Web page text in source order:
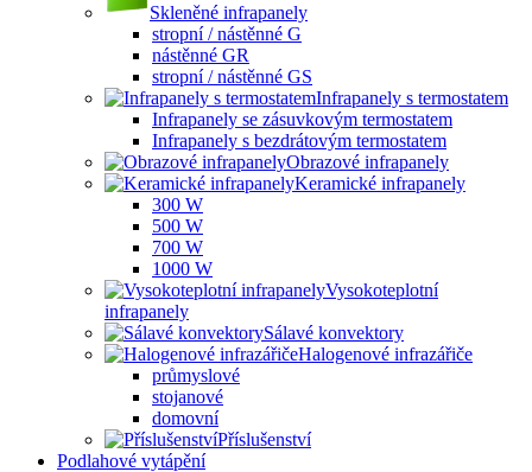
Skleněné infrapanely
stropní / nástěnné G
nástěnné GR
stropní / nástěnné GS
Infrapanely s termostatem
Infrapanely se zásuvkovým termostatem
Infrapanely s bezdrátovým termostatem
Obrazové infrapanely
Keramické infrapanely
300 W
500 W
700 W
1000 W
Vysokoteplotní
infrapanely
Sálavé konvektory
Halogenové infrazářiče
průmyslové
stojanové
domovní
Příslušenství
Podlahové vytápění